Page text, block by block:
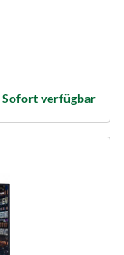
Sofort verfügbar